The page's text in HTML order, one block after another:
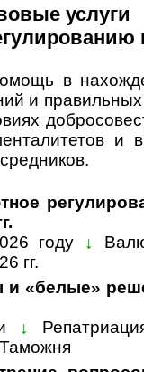
услуги
в
и пра­ви­ль­ных
и
году ↓
гг.
«белые»
↓